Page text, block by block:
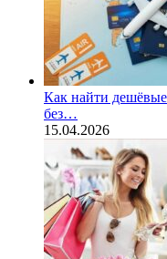
Как найти
без…
15.04.2026